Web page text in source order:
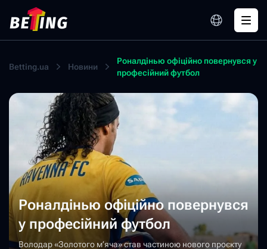
Betting.ua Новини
Роналдінью офіційно повернувся у
професійний футбол
Роналдінью офіційно повернувся
у професійний футбол
Володар «Золотого м’яча» став частиною нового проєкту